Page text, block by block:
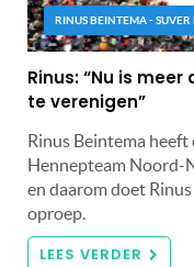
RINUS BEINTEMA - SUVER
Rinus: “Nu is
te verenigen”
Rinus Beintema heeft
Hennepteam Noord-
en daarom doet
oproep.
LEES VERDER